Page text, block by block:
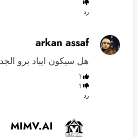
رد
arkan assaf
هل سيكون ايباد برو
1
1
رد
MIMV.AI